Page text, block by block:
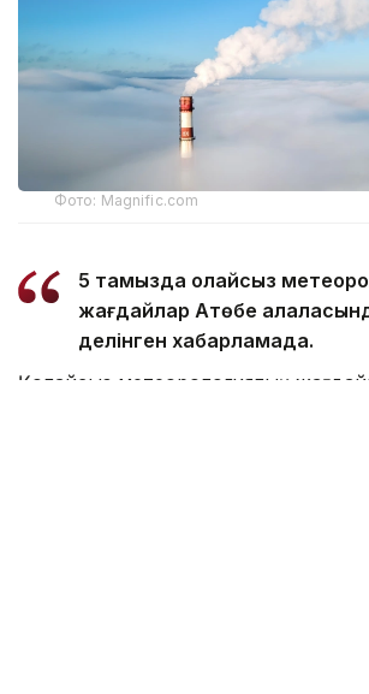
Фото: Magnific.com
5 тамызда қолайсыз
жағдайлар Ақтөбе
делінген хабарламада.
Қолайсыз метеорологиялық